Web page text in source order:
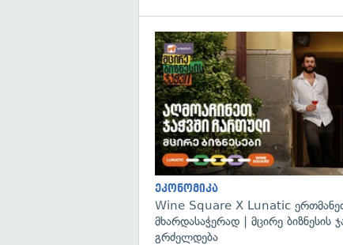
ეკონომიკა
Wine Square X Lunatic
მხარდასაჭერად | მცირე ბიზნესის
გრძელდება